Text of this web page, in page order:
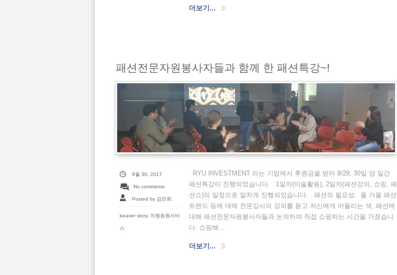
더보기...
패션전문자원봉사자들과 함께 한 패션특강~!
9월 30, 2017
No comments
Posted by 김민희
beaver story, 자원동원서비
스
RYU INVESTMENT 라는 기업에서 후원금을 받아 9/29, 30일 양 일간
패션특강이 진행되었습니다. 1일차(미술활동), 2일차(패션강의, 쇼핑, 패
션쇼)의 일정으로 알차게 진행되었습니다. 패션의 필요성, 올 가을 패션
트랜드 등에 대해 전문강사의 강의를 듣고 자신에게 어울리는 색, 패션에
대해 패션전문자원봉사자들과 논의하여 직접 쇼핑하는 시간을 가졌습니
다. 쇼핑해...
더보기...